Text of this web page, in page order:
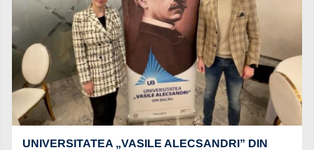
UNIVERSITATEA „VASILE ALECSANDRI” DIN